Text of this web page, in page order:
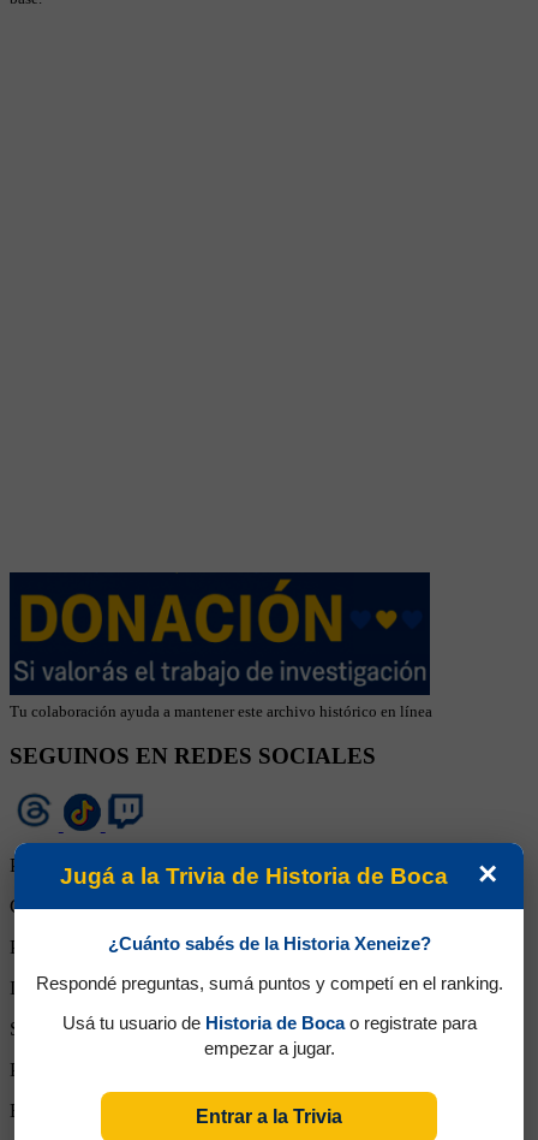
Tu colaboración ayuda a mantener este archivo histórico en línea
SEGUINOS EN REDES SOCIALES
Partidos Jugados:
Goles Convertidos:0 (0.00)
Partidos de titular:2
Ingresos desde el banco:1
Suplente:0
Partidos completos:
Expulsiones:
×
Jugá a la Trivia de Historia de Boca
¿Cuánto sabés de la Historia Xeneize?
Respondé preguntas, sumá puntos y competí en el ranking.
Usá tu usuario de Historia de Bocao registrate para
empezar a jugar.
Entrar a la Trivia